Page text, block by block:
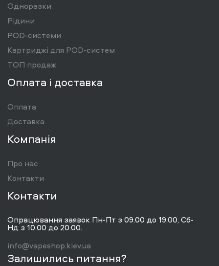
Одноразки
Рідини
POD-системи
Картриджі для POD-систем
ТОП продаж
Оплата і доставка
Оплата
Доставка
Компанія
Про нас
Контакти
Контакти
Опрацювання заявок Пн-Пт з 09.00 до 19.00, Сб-
Нд з 10.00 до 20.00.
info@vapeshop.kiev.ua
Залишились питання?